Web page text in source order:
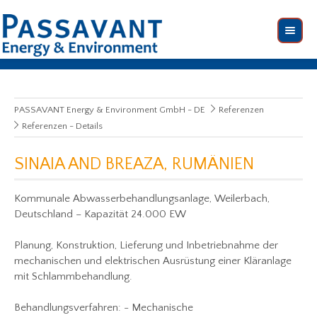
PASSAVANT Energy & Environment GmbH - DE
Referenzen
Referenzen - Details
SINAIA AND BREAZA, RUMÄNIEN
Kommunale Abwasserbehandlungsanlage, Weilerbach,
Deutschland – Kapazität 24.000 EW
Planung, Konstruktion, Lieferung und Inbetriebnahme der
mechanischen und elektrischen Ausrüstung einer Kläranlage
mit Schlammbehandlung.
Behandlungsverfahren: - Mechanische